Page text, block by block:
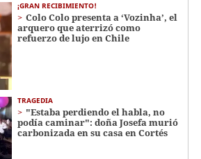
¡GRAN RECIBIMIENTO!
Colo Colo presenta a ‘Vozinha’, el
arquero que aterrizó como
refuerzo de lujo en Chile
TRAGEDIA
"Estaba perdiendo el habla, no
podía caminar": doña Josefa murió
carbonizada en su casa en Cortés